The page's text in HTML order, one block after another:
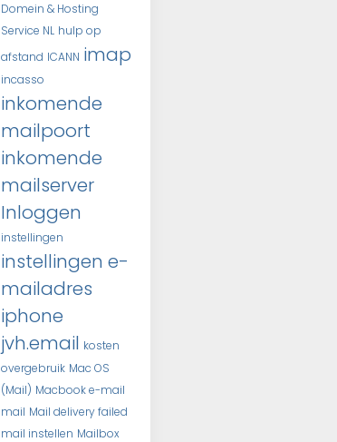
Domein & Hosting
Service NL hulp op
afstand ICANN imap
incasso
inkomende
mailpoort
inkomende
mailserver
Inloggen
instellingen
instellingen e-
mailadres
iphone
jvh.email kosten
overgebruik Mac OS
(Mail) Macbook e-mail
mail Mail delivery failed
mail instellen Mailbox